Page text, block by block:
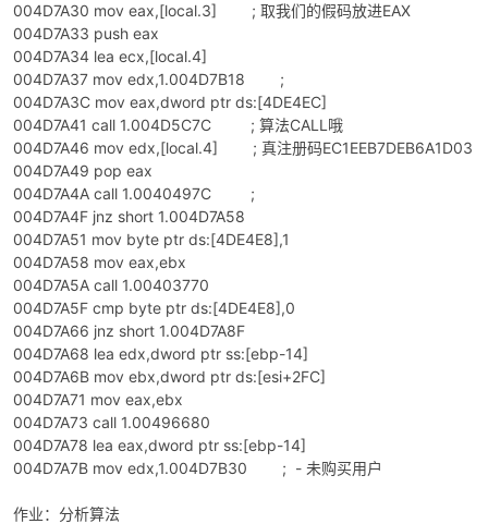
jie.
cn
004D7A30 mov eax,[local.3] ; 取我们的假码放进EAX
004D7A33 push eax
004D7A34 lea ecx,[local.4]
004D7A37 mov edx,1.004D7B18 ;
004D7A3C mov eax,dword ptr ds:[4DE4EC]
004D7A41 call 1.004D5C7C ; 算法CALL哦
004D7A46 mov edx,[local.4] ; 真注册码EC1EEB7DEB6A1D03
004D7A49 pop eax
004D7A4A call 1.0040497C ;
004D7A4F jnz short 1.004D7A58
004D7A51 mov byte ptr ds:[4DE4E8],1
004D7A58 mov eax,ebx
004D7A5A call 1.00403770
004D7A5F cmp byte ptr ds:[4DE4E8],0
004D7A66 jnz short 1.004D7A8F
004D7A68 lea edx,dword ptr ss:[ebp-14]
004D7A6B mov ebx,dword ptr ds:[esi+2FC]
004D7A71 mov eax,ebx
004D7A73 call 1.00496680
004D7A78 lea eax,dword ptr ss:[ebp-14]
004D7A7B mov edx,1.004D7B30 ; - 未购买用户
作业：分析算法